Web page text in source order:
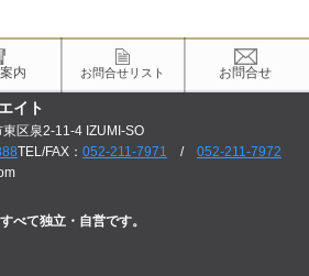
内 お問合せリスト お問合せ
イト
区泉2-11-4 IZUMI-SO
TEL/FAX： 052-211-7971 / 052-211-7972
べて独立・自営です。